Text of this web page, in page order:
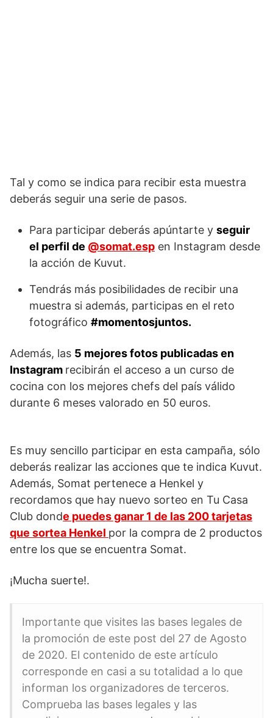
Tal y como se indica para recibir esta muestra
deberás seguir una serie de pasos.
Para participar deberás apúntarte y seguir
el perfil de @somat.esp en Instagram desde
la acción de Kuvut.
Tendrás más posibilidades de recibir una
muestra si además, participas en el reto
fotográfico #momentosjuntos.
Además, las 5 mejores fotos publicadas en
Instagram recibirán el acceso a un curso de
cocina con los mejores chefs del país válido
durante 6 meses valorado en 50 euros.
Es muy sencillo participar en esta campaña, sólo
deberás realizar las acciones que te indica Kuvut.
Además, Somat pertenece a Henkel y
recordamos que hay nuevo sorteo en Tu Casa
Club donde puedes ganar 1 de las 200 tarjetas
que sortea Henkel por la compra de 2 productos
entre los que se encuentra Somat.
¡Mucha suerte!.
Importante que visites las bases legales de
la promoción de este post del 27 de Agosto
de 2020. El contenido de este artículo
corresponde en casi a su totalidad a lo que
informan los organizadores de terceros.
Comprueba las bases legales y las